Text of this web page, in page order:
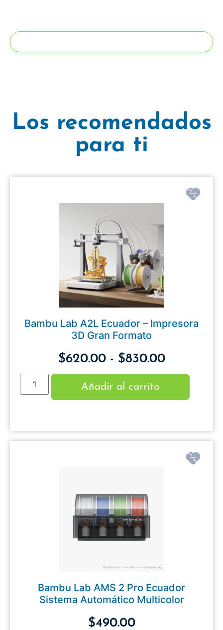
Los recomendados
para ti
Bambu Lab A2L Ecuador – Impresora
3D Gran Formato
$620.00 - $830.00
Añadir al carrito
Bambu Lab AMS 2 Pro Ecuador
Sistema Automático Multicolor
$490.00